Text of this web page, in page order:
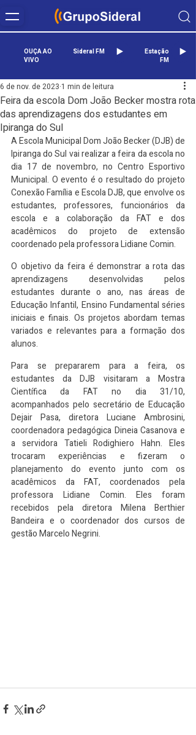
OUÇA AO
VIVO
Sideral FM
Estação
FM
Feira da escola Dom João Becker mostra rota
das aprendizagens dos estudantes em
Ipiranga do Sul
6 de nov. de 2023 1 min de leitura
A Escola Municipal Dom João Becker (DJB) de
Ipiranga do Sul vai realizar a feira da escola no
dia 17 de novembro, no Centro Esportivo
Municipal. O evento é o resultado do projeto
Conexão Família e Escola DJB, que envolve os
estudantes, professores, funcionários da
escola e a colaboração da FAT e dos
acadêmicos do projeto de extensão
coordenado pela professora Lidiane Comin.
O objetivo da feira é demonstrar a rota das
aprendizagens desenvolvidas pelos
estudantes durante o ano, nas áreas de
Educação Infantil, Ensino Fundamental séries
iniciais e finais. Os projetos abordam temas
variados e relevantes para a formação dos
alunos.
Para se prepararem para a feira, os
estudantes da DJB visitaram a Mostra
Científica da FAT no dia 31/10,
acompanhados pelo secretário de Educação
Dejair Pasa, diretora Luciane Ambrosini,
coordenadora pedagógica Dineia Casanova e
a servidora Tatieli Rodighiero Hahn. Eles
trocaram experiências e fizeram o
planejamento do evento junto com os
acadêmicos da FAT, coordenados pela
professora Lidiane Comin. Eles foram
recebidos pela diretora Milena Berthier
Bandeira e o coordenador dos cursos de
gestão Marcelo Negrini.